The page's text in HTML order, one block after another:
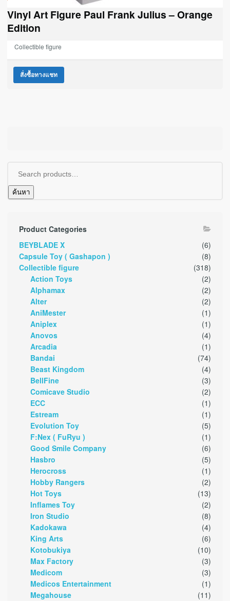
Vinyl Art Figure Paul Frank Julius – Orange
Edition
Collectible figure
สั่งซื้อทางแชท
ค้นหา
Product Categories
BEYBLADE X
(6)
Capsule Toy ( Gashapon )
(8)
Collectible figure
(318)
Action Toys
(2)
Alphamax
(2)
Alter
(2)
AniMester
(1)
Aniplex
(1)
Anovos
(4)
Arcadia
(1)
Bandai
(74)
Beast Kingdom
(4)
BellFine
(3)
Comicave Studio
(2)
ECC
(1)
Estream
(1)
Evolution Toy
(5)
F:Nex ( FuRyu )
(1)
Good Smile Company
(6)
Hasbro
(5)
Herocross
(1)
Hobby Rangers
(2)
Hot Toys
(13)
Inflames Toy
(2)
Iron Studio
(8)
Kadokawa
(4)
King Arts
(6)
Kotobukiya
(10)
Max Factory
(3)
Medicom
(3)
Medicos Entertainment
(1)
Megahouse
(11)